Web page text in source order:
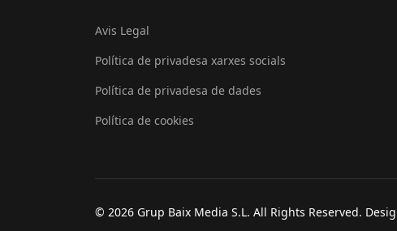
Avis Legal
Política de privadesa xarxes socials
Política de privadesa de dades
Política de cookies
© 2026 Grup Baix Media S.L. All Rights Reserved.